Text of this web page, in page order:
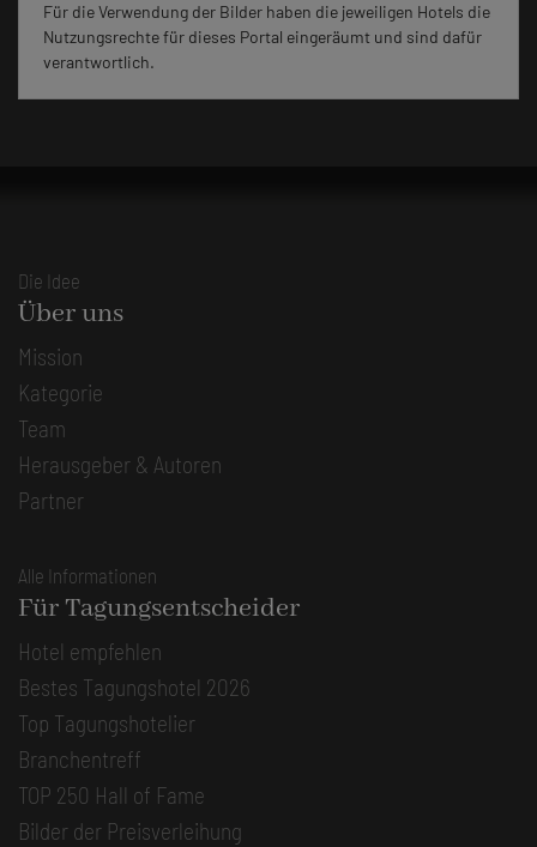
Für die Verwendung der Bilder haben die jeweiligen Hotels die
Nutzungsrechte für dieses Portal eingeräumt und sind dafür
verantwortlich.
Die Idee
Über uns
Mission
Kategorie
Team
Herausgeber & Autoren
Partner
Alle Informationen
Für Tagungsentscheider
Hotel empfehlen
Bestes Tagungshotel 2026
Top Tagungshotelier
Branchentreff
TOP 250 Hall of Fame
Bilder der Preisverleihung